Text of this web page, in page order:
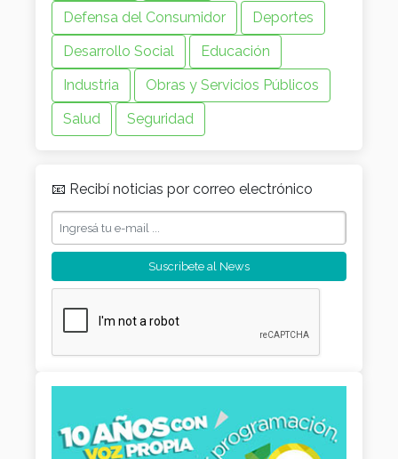
Defensa del Consumidor
Deportes
Desarrollo Social
Educación
Industria
Obras y Servicios Públicos
Salud
Seguridad
📧 Recibí noticias por correo electrónico